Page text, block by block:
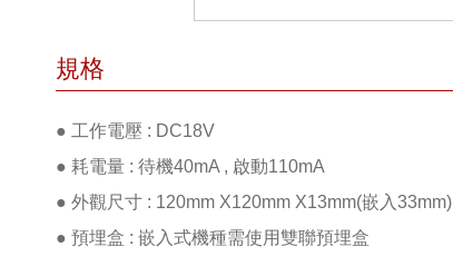
規格
● 工作電壓 : DC18V
● 耗電量 : 待機40mA , 啟動110mA
● 外觀尺寸 : 120mm X120mm X13mm(嵌入33mm)
● 預埋盒 : 嵌入式機種需使用雙聯預埋盒